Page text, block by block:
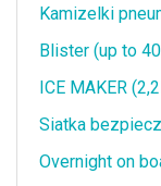
Kamizelki
Blister (up to
ICE MAKER
Siatka
Overnight on